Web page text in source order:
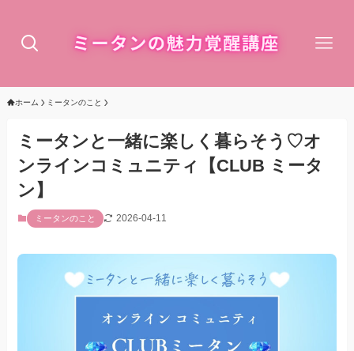
ホーム ミータンのこと
ミータンと一緒に楽しく暮らそう♡オ
ンラインコミュニティ【CLUB ミータ
ン】
ミータンのこと 2026-04-11